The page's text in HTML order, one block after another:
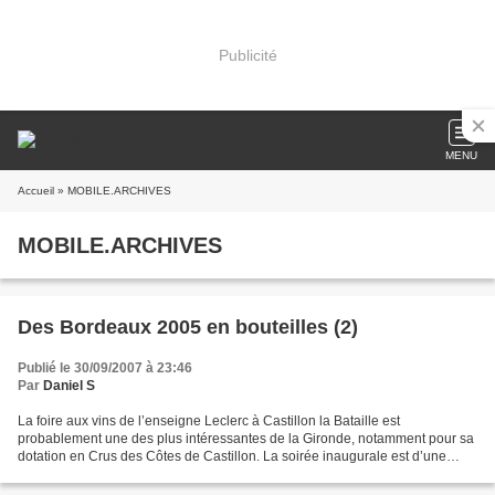
Publicité
MENU
Accueil » MOBILE.ARCHIVES
MOBILE.ARCHIVES
Des Bordeaux 2005 en bouteilles (2)
Publié le 30/09/2007 à 23:46
Par Daniel S
La foire aux vins de l’enseigne Leclerc à Castillon la Bataille est
probablement une des plus intéressantes de la Gironde, notamment pour sa
dotation en Crus des Côtes de Castillon. La soirée inaugurale est d’une